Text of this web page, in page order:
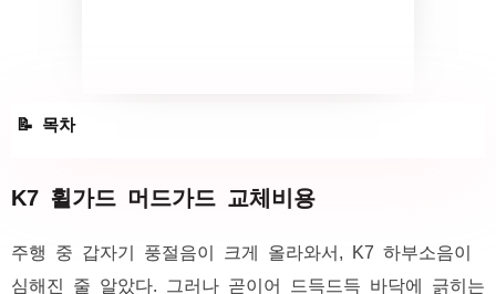
K7 휠가드 머드가드 교체비용
주행 중 갑자기 풍절음이 크게 올라와서, K7 하부소음이
심해진 줄 알았다. 그러나 곧이어 드득드득 바닥에 긁히는